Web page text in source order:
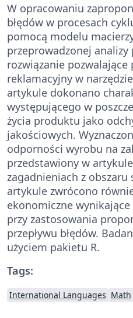
W opracowaniu
błędów w procesach
pomocą modelu
przeprowadzonej
rozwiązanie pozwalające
reklamacyjny w
artykule dokonano
występującego w
życia produktu jako
jakościowych.
odporności wyrobu na
przedstawiony w
zagadnieniach z
artykule zwrócono
ekonomiczne
przy zastosowania
przepływu błędów.
użyciem pakietu R.
Tags:
International Languages Math